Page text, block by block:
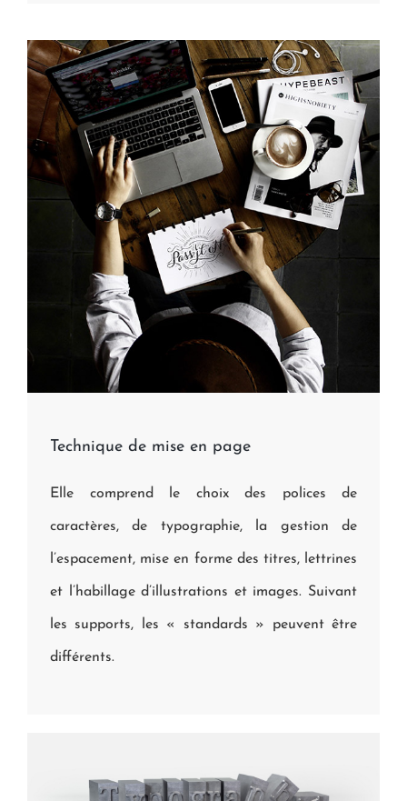
Technique de mise en page
Elle comprend le choix des polices de
caractères, de typographie, la gestion de
l’espacement, mise en forme des titres, lettrines
et l’habillage d’illustrations et images. Suivant
les supports, les « standards » peuvent être
différents.